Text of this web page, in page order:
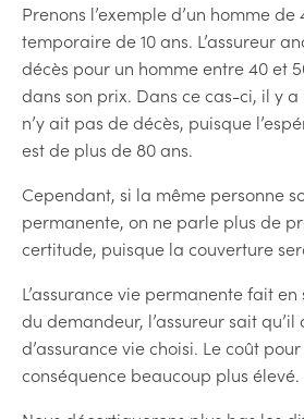
Prenons l’exemple d’un homme
temporaire de 10 ans. L’assureur
décès pour un homme entre 40 et
dans son prix. Dans ce cas-ci, il y
n’y ait pas de décès, puisque
est de plus de 80 ans.
Cependant, si la même personne
permanente, on ne parle plus de
certitude, puisque la couverture
L’assurance vie permanente fait
du demandeur, l’assureur sait
d’assurance vie choisi. Le coût
conséquence beaucoup plus élevé.